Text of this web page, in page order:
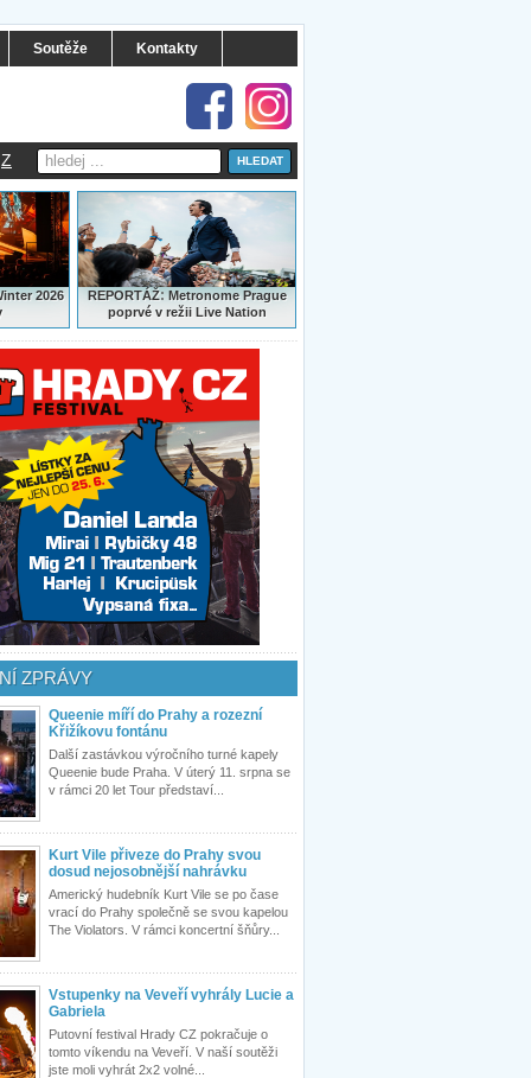
Soutěže Kontakty
Z
2026
REPORTÁŽ:Metronome Prague
poprvé v režii Live Nation
ZPRÁVY
Queenie míří do Prahy a rozezní
Křižíkovu fontánu
Další zastávkou výročního turné kapely
Queenie bude Praha. V úterý 11. srpna se
v rámci 20 let Tour představí...
Kurt Vile přiveze do Prahy svou
dosud nejosobnější nahrávku
Americký hudebník Kurt Vile se po čase
vrací do Prahy společně se svou kapelou
The Violators. V rámci koncertní šňůry...
Vstupenky na Veveří vyhrály Lucie a
Gabriela
Putovní festival Hrady CZ pokračuje o
tomto víkendu na Veveří. V naší soutěži
jste moli vyhrát 2x2 volné...